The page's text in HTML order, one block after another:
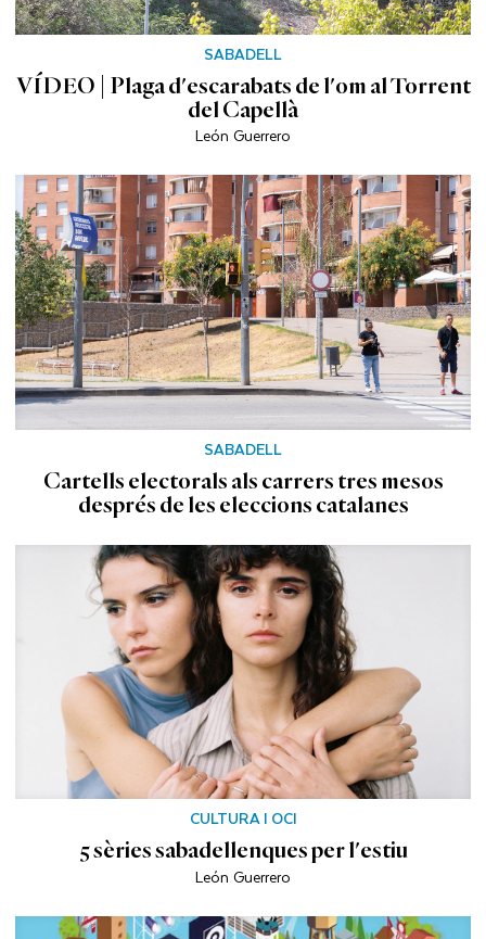
SABADELL
VÍDEO | Plaga d'escarabats de l'om al Torrent
del Capellà
León Guerrero
SABADELL
Cartells electorals als carrers tres mesos
després de les eleccions catalanes
CULTURA I OCI
5 sèries sabadellenques per l'estiu
León Guerrero